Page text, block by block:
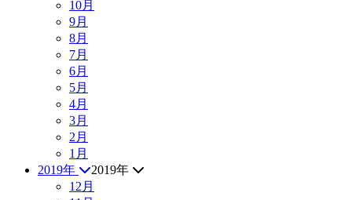
10月
9月
8月
7月
6月
5月
4月
3月
2月
1月
2019年
2019年
12月